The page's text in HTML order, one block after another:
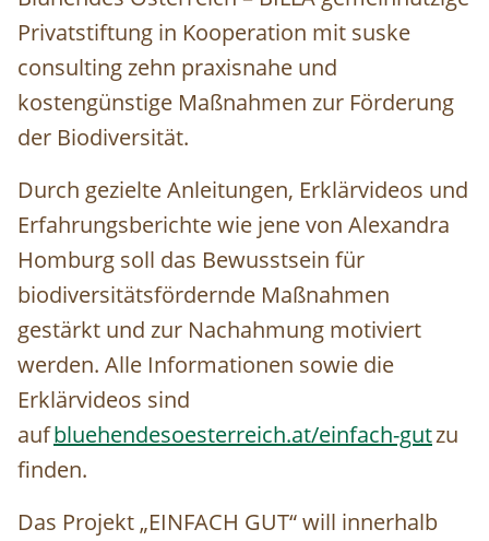
Privatstiftung in Kooperation mit suske
consultingzehn praxisnahe und
kostengünstige Maßnahmen zur Förderung
der Biodiversität.
Durch gezielte Anleitungen, Erklärvideos und
Erfahrungsberichte wie jene von Alexandra
Homburg soll das Bewusstsein für
biodiversitätsfördernde Maßnahmen
gestärkt und zur Nachahmung motiviert
werden. Alle Informationen sowie die
Erklärvideos sind
aufbluehendesoesterreich.at/einfach-gutzu
finden.
Das Projekt „EINFACH GUT“ will innerhalb